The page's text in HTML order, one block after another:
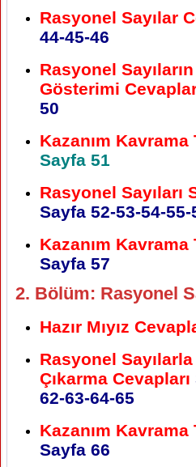
Rasyonel Sayılar
44-45-46
Rasyonel
Gösterimi
50
Kazanım Kavrama
Sayfa 51
Rasyonel Sayıları
Sayfa 52-53-54-55-
Kazanım Kavrama
Sayfa 57
2. Bölüm: Rasyonel
Hazır Mıyız
Rasyonel
Çıkarma Cevapları
62-63-64-65
Kazanım Kavrama
Sayfa 66